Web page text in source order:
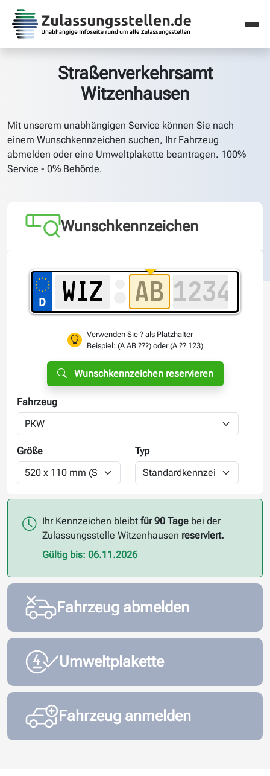
Straßenverkehrsamt
Witzenhausen
Mit unserem unabhängigen Service können Sie nach
einem Wunschkennzeichen suchen, Ihr Fahrzeug
abmelden oder eine Umweltplakette beantragen. 100%
Service - 0% Behörde.
Wunschkennzeichen
Verwenden Sie ? als Platzhalter
Beispiel: (A AB ???) oder (A ?? 123)
Wunschkennzeichen reservieren
Fahrzeug
Größe Typ
Ihr Kennzeichen bleibtfür 90 Tage bei der
Zulassungsstelle Witzenhausen reserviert.
Gültig bis: 06.11.2026
Fahrzeug abmelden
Umweltplakette
Fahrzeug anmelden